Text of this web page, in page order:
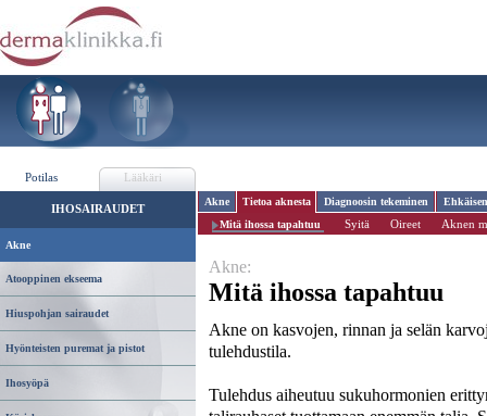
Potilas Lääkäri
IHOSAIRAUDET
Akne
Atooppinen ekseema
Hiuspohjan sairaudet
Hyönteisten puremat ja pistot
Ihosyöpä
Akne Tietoa aknesta Diagnoosin tekeminen
Mitä ihossa tapahtuu
Syitä Oireet Aknen
Akne:
Mitä ihossa tapahtuu
Akne on kasvojen, rinnan ja selän
tulehdustila.
Tulehdus aiheutuu sukuhormonien